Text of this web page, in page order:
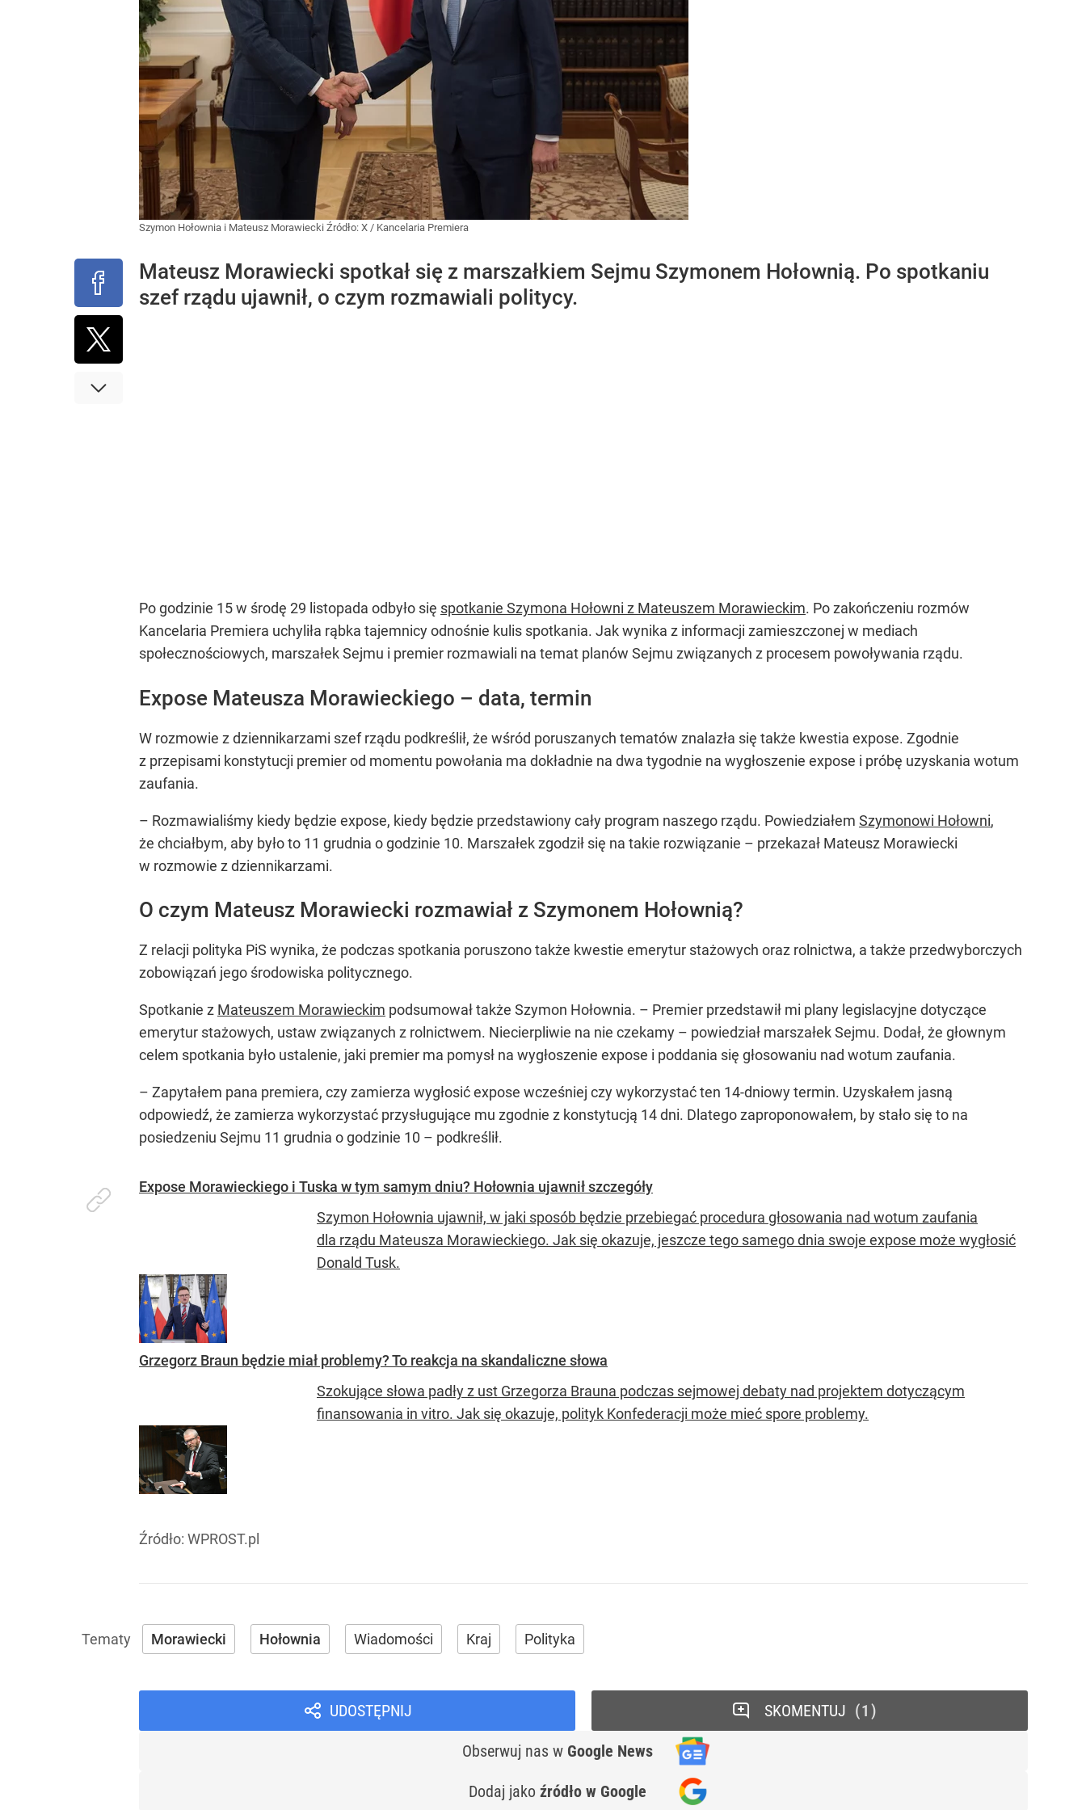
Szymon Hołownia i Mateusz Morawiecki Źródło: X / Kancelaria Premiera
Mateusz Morawiecki spotkał się z marszałkiem Sejmu Szymonem Hołownią. Po spotkaniu
szef rządu ujawnił, o czym rozmawiali politycy.
Po godzinie 15 w środę 29 listopada odbyło się spotkanie Szymona Hołowni z Mateuszem Morawieckim. Po zakończeniu rozmów
Kancelaria Premiera uchyliła rąbka tajemnicy odnośnie kulis spotkania. Jak wynika z informacji zamieszczonej w mediach
społecznościowych, marszałek Sejmu i premier rozmawiali na temat planów Sejmu związanych z procesem powoływania rządu.
Expose Mateusza Morawieckiego – data, termin
W rozmowie z dziennikarzami szef rządu podkreślił, że wśród poruszanych tematów znalazła się także kwestia expose. Zgodnie
z przepisami konstytucji premier od momentu powołania ma dokładnie na dwa tygodnie na wygłoszenie expose i próbę uzyskania wotum
zaufania.
– Rozmawialiśmy kiedy będzie expose, kiedy będzie przedstawiony cały program naszego rządu. Powiedziałem Szymonowi Hołowni,
że chciałbym, aby było to 11 grudnia o godzinie 10. Marszałek zgodził się na takie rozwiązanie – przekazał Mateusz Morawiecki
w rozmowie z dziennikarzami.
O czym Mateusz Morawiecki rozmawiał z Szymonem Hołownią?
Z relacji polityka PiS wynika, że podczas spotkania poruszono także kwestie emerytur stażowych oraz rolnictwa, a także przedwyborczych
zobowiązań jego środowiska politycznego.
Spotkanie z Mateuszem Morawieckim podsumował także Szymon Hołownia. – Premier przedstawił mi plany legislacyjne dotyczące
emerytur stażowych, ustaw związanych z rolnictwem. Niecierpliwie na nie czekamy – powiedział marszałek Sejmu. Dodał, że głownym
celem spotkania było ustalenie, jaki premier ma pomysł na wygłoszenie expose i poddania się głosowaniu nad wotum zaufania.
– Zapytałem pana premiera, czy zamierza wygłosić expose wcześniej czy wykorzystać ten 14-dniowy termin. Uzyskałem jasną
odpowiedź, że zamierza wykorzystać przysługujące mu zgodnie z konstytucją 14 dni. Dlatego zaproponowałem, by stało się to na
posiedzeniu Sejmu 11 grudnia o godzinie 10 – podkreślił.
Expose Morawieckiego i Tuska w tym samym dniu? Hołownia ujawnił szczegóły
Szymon Hołownia ujawnił, w jaki sposób będzie przebiegać procedura głosowania nad wotum zaufania
dla rządu Mateusza Morawieckiego. Jak się okazuje, jeszcze tego samego dnia swoje expose może wygłosić
Donald Tusk.
Grzegorz Braun będzie miał problemy? To reakcja na skandaliczne słowa
Szokujące słowa padły z ust Grzegorza Brauna podczas sejmowej debaty nad projektem dotyczącym
finansowania in vitro. Jak się okazuje, polityk Konfederacji może mieć spore problemy.
Źródło: WPROST.pl
Morawiecki Hołownia Wiadomości Kraj Polityka
UDOSTĘPNIJ
Obserwuj nas w Google News
Dodaj jako źródło w Google
SKOMENTUJ 1